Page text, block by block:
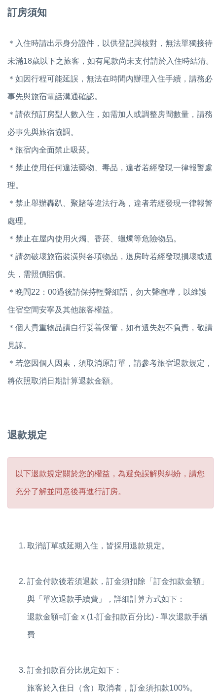
訂房須知
＊入住時請出示身分證件，以供登記與核對，無法單獨接待
未滿18歲以下之旅客，如有尾款尚未支付請於入住時結清。
＊如因行程可能延誤，無法在時間內辦理入住手續，請務必
事先與旅宿電話溝通確認。
＊請依預訂房型人數入住，如需加人或調整房間數量，請務
必事先與旅宿協調。
＊旅宿內全面禁止吸菸。
＊禁止使用任何違法藥物、毒品，違者若經發現一律報警處
理。
＊禁止舉辦轟趴、聚賭等違法行為，違者若經發現一律報警
處理。
＊禁止在屋內使用火燭、香菸、蠟燭等危險物品。
＊請勿破壞旅宿裝潢與各項物品，退房時若經發現損壞或遺
失，需照價賠償。
＊晚間22：00過後請保持輕聲細語，勿大聲喧嘩，以維護
住宿空間安寧及其他旅客權益。
＊個人貴重物品請自行妥善保管，如有遺失恕不負責，敬請
見諒。
＊若您因個人因素，須取消原訂單，請參考旅宿退款規定，
將依照取消日期計算退款金額。
退款規定
以下退款規定關於您的權益，為避免誤解與糾紛，請您
充分了解並同意後再進行訂房。
取消訂單或延期入住，皆採用退款規定。
訂金付款後若須退款，訂金須扣除「訂金扣款金額」
與「單次退款手續費」，詳細計算方式如下：
退款金額=訂金 x (1-訂金扣款百分比) - 單次退款手續
費
訂金扣款百分比規定如下：
旅客於入住日（含）取消者，訂金須扣款100%。